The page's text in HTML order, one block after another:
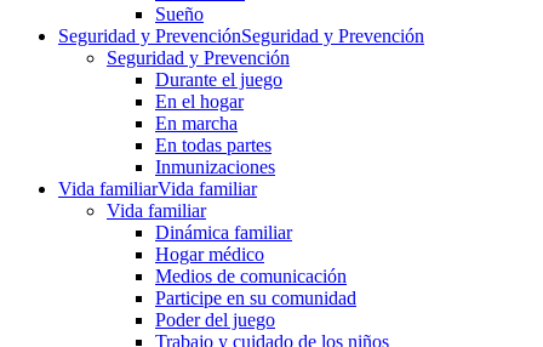
Sueño
Seguridad y PrevenciónSeguridad y Prevención
Seguridad y Prevención
Durante el juego
En el hogar
En marcha
En todas partes
Inmunizaciones
Vida familiarVida familiar
Vida familiar
Dinámica familiar
Hogar médico
Medios de comunicación
Participe en su comunidad
Poder del juego
Trabajo y cuidado de los niños